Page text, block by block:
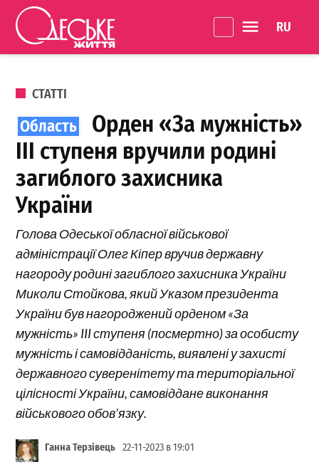
Перейти до вмісту
Життя
ОПУБЛІКОВАНО В
СТАТТІ
Орден «За мужність»
III ступеня вручили родині
загиблого захисника
України
Голова Одеської обласної військової
адміністрації Олег Кіпер вручив державну
нагороду родині загиблого захисника України
Миколи Стойкова, який Указом президента
України був нагороджений орденом «За
мужність» III ступеня (посмертно) за особисту
мужність і самовідданість, виявлені у захисті
державного суверенітету та територіальної
цілісності України, самовіддане виконання
військового обов’язку.
Ганна Терзівець 22-11-2023 в 19:01